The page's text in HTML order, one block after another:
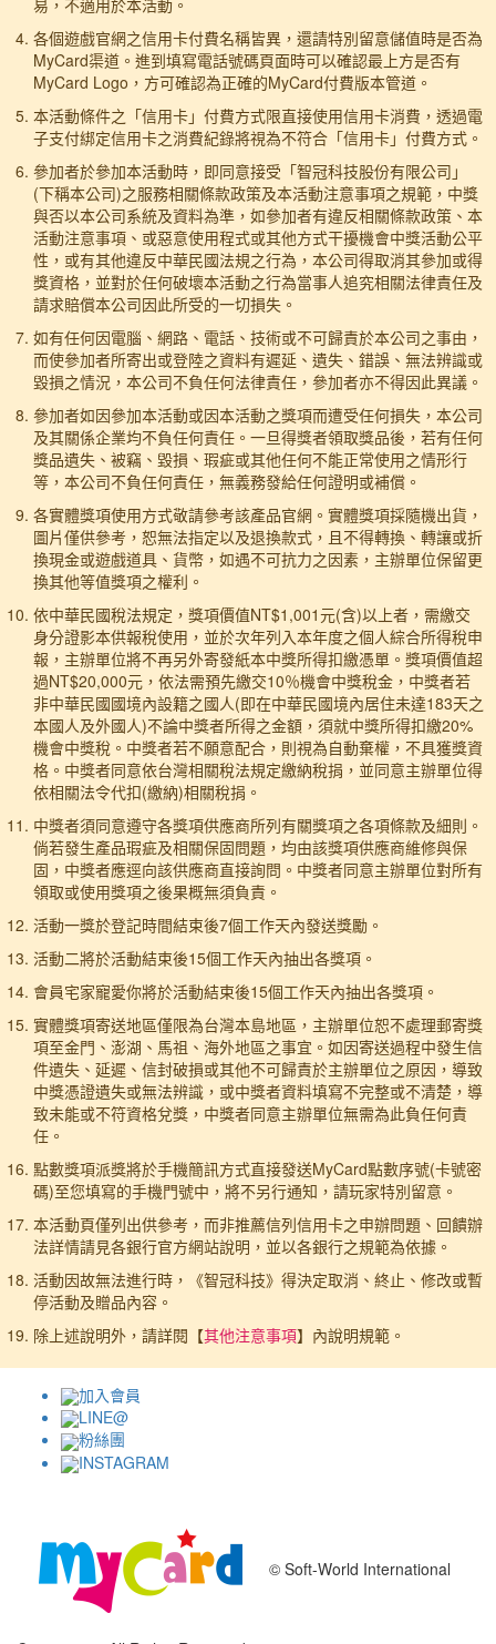
各個遊戲官網之信用卡付費名稱皆異，還請特別留意儲值時是否為
MyCard渠道。進到填寫電話號碼頁面時可以確認最上方是否有
MyCard Logo，方可確認為正確的MyCard付費版本管道。
本活動條件之「信用卡」付費方式限直接使用信用卡消費，透過電
子支付綁定信用卡之消費紀錄將視為不符合「信用卡」付費方式。
參加者於參加本活動時，即同意接受「智冠科技股份有限公司」
(下稱本公司)之服務相關條款政策及本活動注意事項之規範，中獎
與否以本公司系統及資料為準，如參加者有違反相關條款政策、本
活動注意事項、或惡意使用程式或其他方式干擾機會中獎活動公平
性，或有其他違反中華民國法規之行為，本公司得取消其參加或得
獎資格，並對於任何破壞本活動之行為當事人追究相關法律責任及
請求賠償本公司因此所受的一切損失。
如有任何因電腦、網路、電話、技術或不可歸責於本公司之事由，
而使參加者所寄出或登陸之資料有遲延、遺失、錯誤、無法辨識或
毀損之情況，本公司不負任何法律責任，參加者亦不得因此異議。
參加者如因參加本活動或因本活動之獎項而遭受任何損失，本公司
及其關係企業均不負任何責任。一旦得獎者領取獎品後，若有任何
獎品遺失、被竊、毀損、瑕疵或其他任何不能正常使用之情形行
等，本公司不負任何責任，無義務發給任何證明或補償。
各實體獎項使用方式敬請參考該產品官網。實體獎項採隨機出貨，
圖片僅供參考，恕無法指定以及退換款式，且不得轉換、轉讓或折
換現金或遊戲道具、貨幣，如遇不可抗力之因素，主辦單位保留更
換其他等值獎項之權利。
依中華民國稅法規定，獎項價值NT$1,001元(含)以上者，需繳交
身分證影本供報稅使用，並於次年列入本年度之個人綜合所得稅申
報，主辦單位將不再另外寄發紙本中獎所得扣繳憑單。獎項價值超
過NT$20,000元，依法需預先繳交10％機會中獎稅金，中獎者若
非中華民國國境內設籍之國人(即在中華民國境內居住未達183天之
本國人及外國人)不論中獎者所得之金額，須就中獎所得扣繳20%
機會中獎稅。中獎者若不願意配合，則視為自動棄權，不具獲獎資
格。中獎者同意依台灣相關稅法規定繳納稅捐，並同意主辦單位得
依相關法令代扣(繳納)相關稅捐。
中獎者須同意遵守各獎項供應商所列有關獎項之各項條款及細則。
倘若發生產品瑕疵及相關保固問題，均由該獎項供應商維修與保
固，中獎者應逕向該供應商直接詢問。中獎者同意主辦單位對所有
領取或使用獎項之後果概無須負責。
活動一獎於登記時間結束後7個工作天內發送獎勵。
活動二將於活動結束後15個工作天內抽出各獎項。
會員宅家寵愛你將於活動結束後15個工作天內抽出各獎項。
實體獎項寄送地區僅限為台灣本島地區，主辦單位恕不處理郵寄獎
項至金門、澎湖、馬祖、海外地區之事宜。如因寄送過程中發生信
件遺失、延遲、信封破損或其他不可歸責於主辦單位之原因，導致
中獎憑證遺失或無法辨識，或中獎者資料填寫不完整或不清楚，導
致未能或不符資格兌獎，中獎者同意主辦單位無需為此負任何責
任。
點數獎項派獎將於手機簡訊方式直接發送MyCard點數序號(卡號密
碼)至您填寫的手機門號中，將不另行通知，請玩家特別留意。
本活動頁僅列出供參考，而非推薦信列信用卡之申辦問題、回饋辦
法詳情請見各銀行官方網站說明，並以各銀行之規範為依據。
活動因故無法進行時，《智冠科技》得決定取消、終止、修改或暫
停活動及贈品內容。
除上述說明外，請詳閱【其他注意事項】內說明規範。
加入會員
LINE@
粉絲團
INSTAGRAM
© Soft-World International